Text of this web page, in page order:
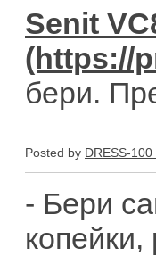
Senit
бери.
Posted by DRESS-100
- Бери